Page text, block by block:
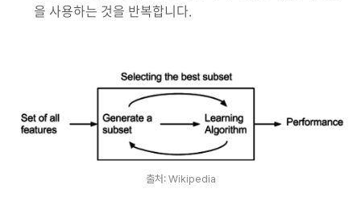
을 사용하는 것을 반복합니다.
출처: Wikipedia